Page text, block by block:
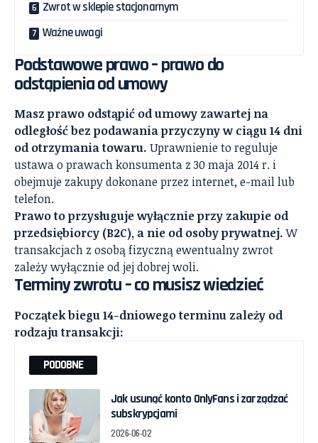
Zwrot w sklepie stacjonarnym
Ważne uwagi
Podstawowe prawo – prawo do
odstąpienia od umowy
Masz prawo odstąpić od umowy zawartej na
odległość bez podawania przyczyny w ciągu 14 dni
od otrzymania towaru. Uprawnienie to reguluje
ustawa o prawach konsumenta z 30 maja 2014 r. i
obejmuje zakupy dokonane przez internet, e-mail lub
telefon.
Prawo to przysługuje wyłącznie przy zakupie od
przedsiębiorcy (B2C), a nie od osoby prywatnej.W
transakcjach z osobą fizyczną ewentualny zwrot
zależy wyłącznie od jej dobrej woli.
Terminy zwrotu – co musisz wiedzieć
Początek biegu 14-dniowego terminu zależy od
rodzaju transakcji:
PODOBNE
Jak usunąć konto OnlyFans i zarządzać
subskrypcjami
2026-06-02